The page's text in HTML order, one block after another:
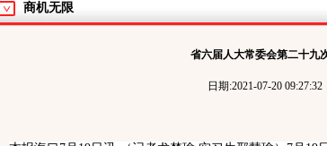
商机无限
省六届人大常委会第二十九
日期:2021-07-20